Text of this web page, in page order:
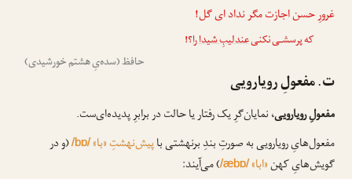
غرورِ حسن اجازت مگر نداد ای گل!
که پرسشـی نکنیعندلیبِ شیدا را؟!
حافظ (سده‌یِ هشتم خورشیدی)
ت. مفعولِ رویارویی
مفعولِ رویارویی، نمایان‌گرِ یک رفتار یا حالت در برابرِ پدیده‌ای‌ست.
مفعول‌هایِ رویارویی به صورتِ بندِ برنهشتی باپیش‌نهشتِ «با»/bɒ/(و در
گویش‌هایِ کهن«ابا»/æbɒ/) می‌آیند: